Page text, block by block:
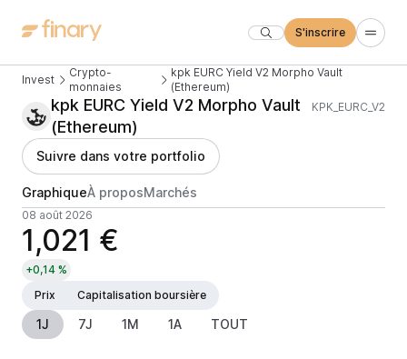
S'inscrire
Invest
Crypto-
monnaies
kpk EURC Yield V2 Morpho Vault
(Ethereum)
kpk EURC Yield V2 Morpho Vault
(Ethereum)
KPK_EURC_V2
Suivre dans votre portfolio
GraphiqueÀ proposMarchés
08 août 2026
1,021 €
+0,14 %
Prix
Capitalisation boursière
1J 7J 1M 1A TOUT